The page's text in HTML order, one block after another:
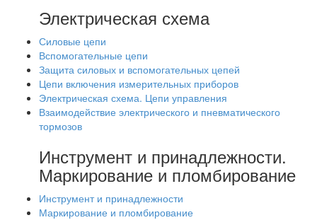
Электрическая схема
Силовые цепи
Вспомогательные цепи
Защита силовых и вспомогательных цепей
Цепи включения измерительных приборов
Электрическая схема. Цепи управления
Взаимодействие электрического и пневматического
тормозов
Инструмент и принадлежности.
Маркирование и пломбирование
Инструмент и принадлежности
Маркирование и пломбирование